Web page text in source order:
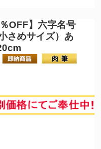
OFF】六字名号
めサイズ）あ